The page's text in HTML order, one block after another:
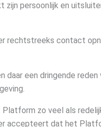
persoonlijk en
rechtstreeks contact
daar een dringende
zo veel als
accepteert dat het